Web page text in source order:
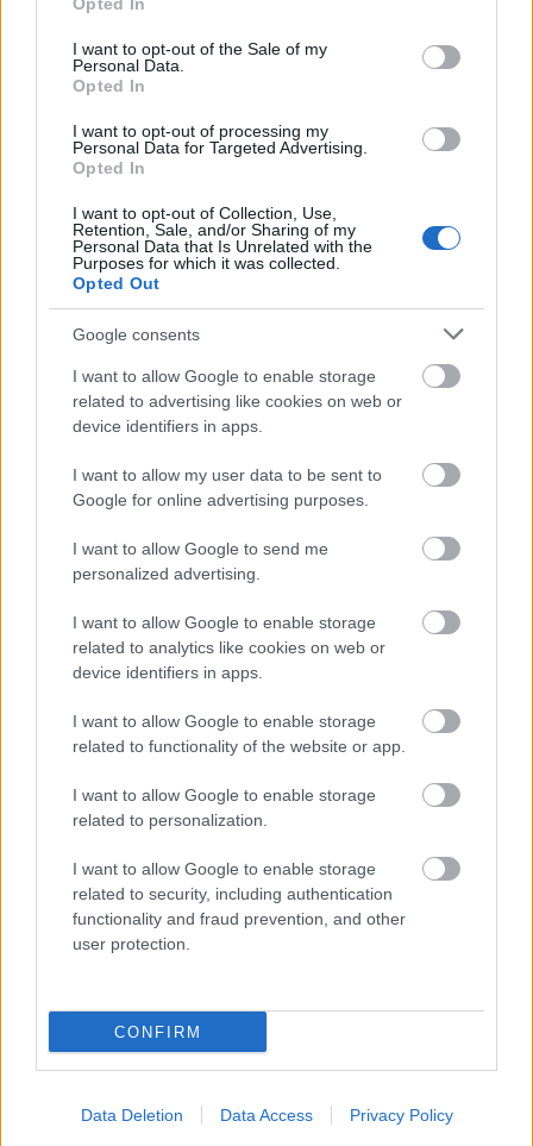
use your data for below specified purposes in below Google
consent section.
I want to opt-out of the Sale of my
Personal Data.
Opted In
I want to opt-out of processing my
Personal Data for Targeted Advertising.
Opted In
I want to opt-out of Collection, Use,
Retention, Sale, and/or Sharing of my
Personal Data that Is Unrelated with the
Purposes for which it was collected.
Opted Out
Google consents
I want to allow Google to enable storage
related to advertising like cookies on web or
device identifiers in apps.
I want to allow my user data to be sent to
Google for online advertising purposes.
I want to allow Google to send me
personalized advertising.
I want to allow Google to enable storage
related to analytics like cookies on web or
device identifiers in apps.
I want to allow Google to enable storage
related to functionality of the website or app.
I want to allow Google to enable storage
related to personalization.
I want to allow Google to enable storage
related to security, including authentication
functionality and fraud prevention, and other
user protection.
CONFIRM
Data Deletion Data Access Privacy Policy
Evans jelentősége kettős: egyrészt olyan
modern és népszerű hangzást valósított
megőrizte a jazz tradícióit is. Másrészt
dinamikus hangszerelései bekerültek a
divatossá a rézfúvós szekció a '80-as évek
elejétől. Utolsó munkái közé tartozik Jimi
Hendrix balladájának, a
Little Wing
feldolgozása, amely Sting szólókoncert-
repertoárját gazdagította 1987-től.
Helyszín: Budapest Music Center
További információk és jegyvásárlás
Koncert Zene Jazz